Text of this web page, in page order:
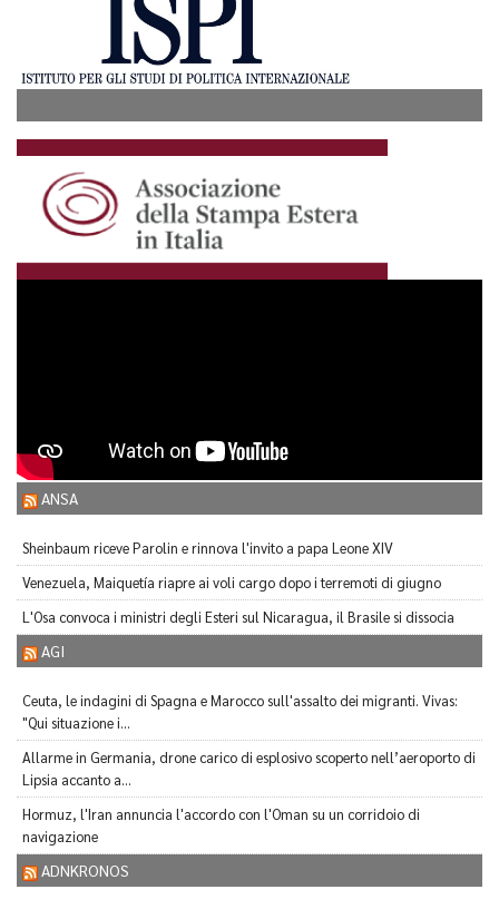
ANSA
Sheinbaum riceve Parolin e rinnova l'invito a papa Leone XIV
Venezuela, Maiquetía riapre ai voli cargo dopo i terremoti di giugno
L'Osa convoca i ministri degli Esteri sul Nicaragua, il Brasile si dissocia
AGI
Ceuta, le indagini di Spagna e Marocco sull'assalto dei migranti. Vivas:
"Qui situazione i...
Allarme in Germania, drone carico di esplosivo scoperto nell’aeroporto di
Lipsia accanto a...
Hormuz, l'Iran annuncia l'accordo con l'Oman su un corridoio di
navigazione
ADNKRONOS